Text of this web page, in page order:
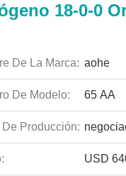
18-0-0
De La Marca: aohe
De Modelo: 65 AA
De Producción:
USD